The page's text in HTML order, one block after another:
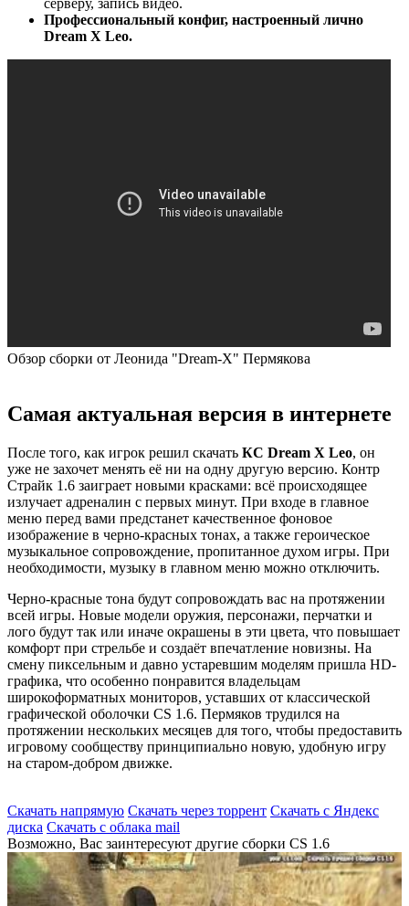
Профессиональный конфиг, настроенный лично
Dream X Leo.
Обзор сборки от Леонида "Dream-X" Пермякова
Самая актуальная версия в интернете
После того, как игрок решил скачать КС Dream X Leo, он
уже не захочет менять её ни на одну другую версию. Контр
Страйк 1.6 заиграет новыми красками: всё происходящее
излучает адреналин с первых минут. При входе в главное
меню перед вами предстанет качественное фоновое
изображение в черно-красных тонах, а также героическое
музыкальное сопровождение, пропитанное духом игры. При
необходимости, музыку в главном меню можно отключить.
Черно-красные тона будут сопровождать вас на протяжении
всей игры. Новые модели оружия, персонажи, перчатки и
лого будут так или иначе окрашены в эти цвета, что повышает
комфорт при стрельбе и создаёт впечатление новизны. На
смену пиксельным и давно устаревшим моделям пришла HD-
графика, что особенно понравится владельцам
широкоформатных мониторов, уставших от классической
графической оболочки CS 1.6. Пермяков трудился на
протяжении нескольких месяцев для того, чтобы предоставить
игровому сообществу принципиально новую, удобную игру
на старом-добром движке.
Скачать напрямую Скачать через торрент Скачать с Яндекс
диска Скачать с облака mail
Возможно, Вас заинтересуют другие сборки CS 1.6